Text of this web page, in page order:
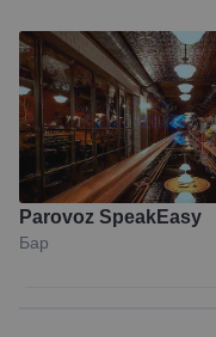
Parovoz SpeakEasy
Бар